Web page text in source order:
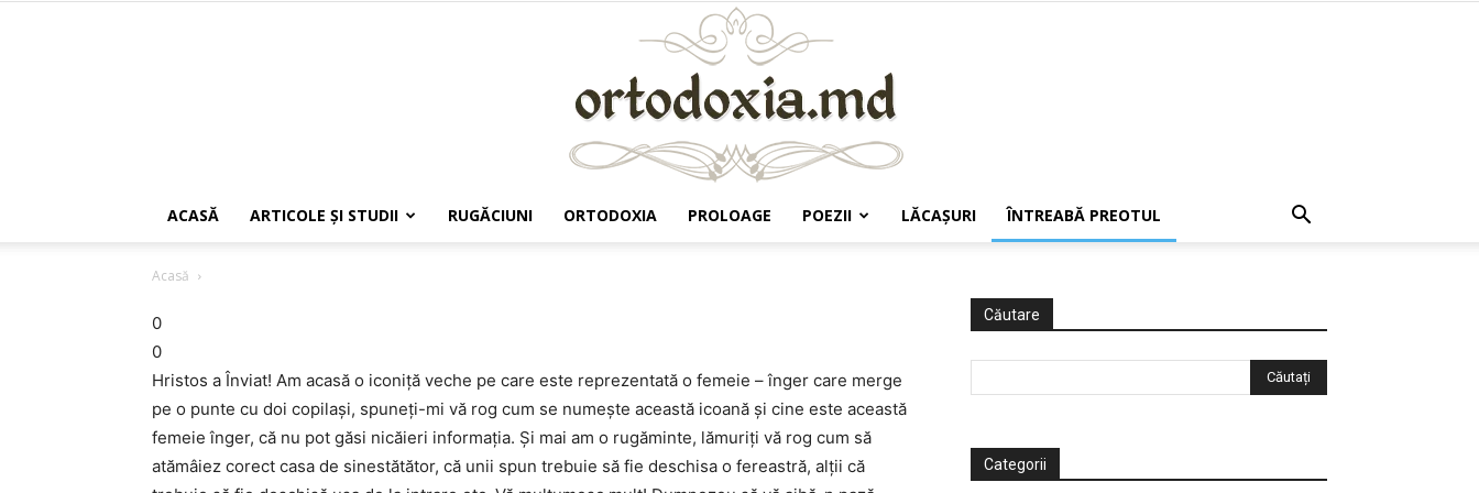
ACASĂ ARTICOLE ŞI STUDII RUGĂCIUNI ORTODOXIA PROLOAGE POEZII LĂCAŞURI ÎNTREABĂ PREOTUL
Acasă
0
0
Hristos a Înviat! Am acasă o iconiţă veche pe care este reprezentată o femeie – înger care merge
pe o punte cu doi copilaşi, spuneţi-mi vă rog cum se numeşte această icoană şi cine este această
femeie înger, că nu pot găsi nicăieri informaţia. Şi mai am o rugăminte, lămuriţi vă rog cum să
atămâiez corect casa de sinestătător, că unii spun trebuie să fie deschisa o fereastră, alţii că
Căutare
Categorii